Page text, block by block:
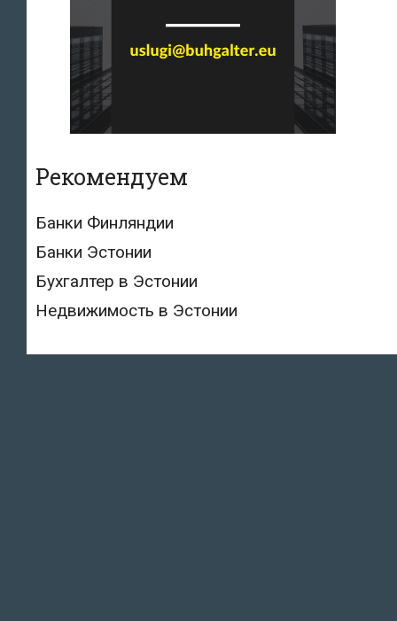
Рекомендуем
Банки Финляндии
Банки Эстонии
Бухгалтер в Эстонии
Недвижимость в Эстонии